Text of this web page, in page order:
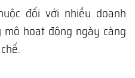
đối với nhiều doanh
hoạt động ngày càng